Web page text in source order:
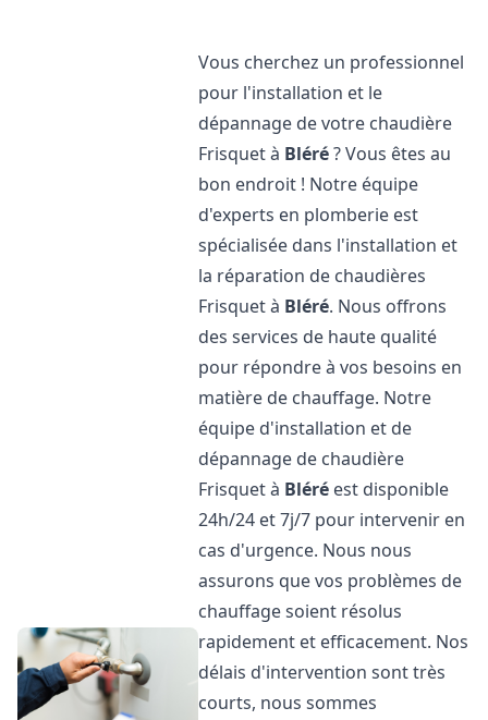
Vous cherchez un professionnel
pour l'installation et le
dépannage de votre chaudière
Frisquet à Bléré? Vous êtes au
bon endroit ! Notre équipe
d'experts en plomberie est
spécialisée dans l'installation et
la réparation de chaudières
Frisquet à Bléré. Nous offrons
des services de haute qualité
pour répondre à vos besoins en
matière de chauffage. Notre
équipe d'installation et de
dépannage de chaudière
Frisquet à Bléré est disponible
24h/24 et 7j/7 pour intervenir en
cas d'urgence. Nous nous
assurons que vos problèmes de
chauffage soient résolus
rapidement et efficacement. Nos
délais d'intervention sont très
courts, nous sommes